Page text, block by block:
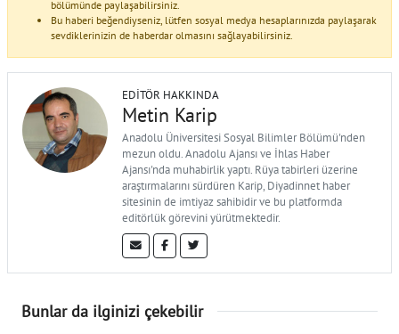
bölümünde paylaşabilirsiniz.
Bu haberi beğendiyseniz, lütfen sosyal medya hesaplarınızda paylaşarak
sevdiklerinizin de haberdar olmasını sağlayabilirsiniz.
EDITÖR HAKKINDA
Metin Karip
Anadolu Üniversitesi Sosyal Bilimler Bölümü'nden
mezun oldu. Anadolu Ajansı ve İhlas Haber
Ajansı'nda muhabirlik yaptı. Rüya tabirleri üzerine
araştırmalarını sürdüren Karip, Diyadinnet haber
sitesinin de imtiyaz sahibidir ve bu platformda
editörlük görevini yürütmektedir.
Bunlar da ilginizi çekebilir